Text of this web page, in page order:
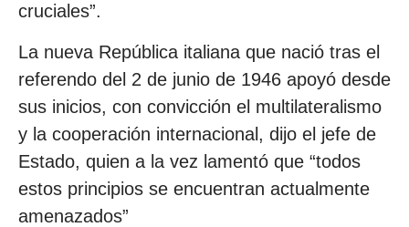
cruciales”.
La nueva República italiana que nació tras el
referendo del 2 de junio de 1946 apoyó desde
sus inicios, con convicción el multilateralismo
y la cooperación internacional, dijo el jefe de
Estado, quien a la vez lamentó que “todos
estos principios se encuentran actualmente
amenazados”